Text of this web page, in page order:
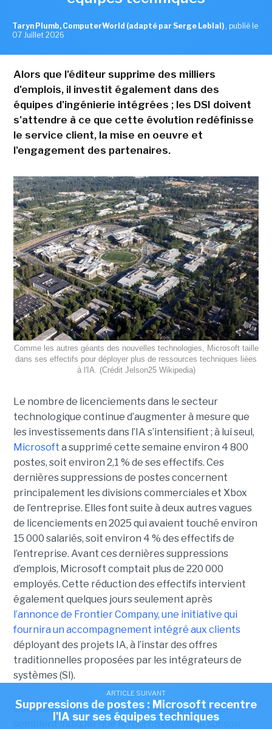
ARTICLE SUIVANT
Suppressions de postes : Microsoft recentre
l'IA sur ses équipes techniques
Taryn Plumb, ComputerWorld (adapté par Serge Leblal) , publié le
07 Juillet 2026
Alors que l'éditeur supprime des milliers
d'emplois, il investit également dans des
équipes d'ingénierie intégrées ; les DSI doivent
s'attendre à ce que cette évolution redéfinisse
le service client, la mise en oeuvre et
l'engagement des partenaires.
Comme les autres géants des nouvelles technologies, Microsoft taille
dans ses effectifs pour déployer plus de ressources techniques liées
à l'IA. (Crédit Jelson25 Wikipedia)
Le nombre de licenciements dans le secteur
technologique continue d’augmenter à mesure que
les investissements dans l’IA s’intensifient ; à lui seul,
Microsoft a supprimé cette semaine environ 4 800
postes, soit environ 2,1 % de ses effectifs. Ces
dernières suppressions de postes concernent
principalement les divisions commerciales et Xbox
de l’entreprise. Elles font suite à deux autres vagues
de licenciements en 2025 qui avaient touché environ
15 000 salariés, soit environ 4 % des effectifs de
l’entreprise. Avant ces dernières suppressions
d’emplois, Microsoft comptait plus de 220 000
employés. Cette réduction des effectifs intervient
également quelques jours seulement après
l’annonce de Frontier Company, une initiative qui
fournira un accompagnement intégré aux clients
déployant des projets IA, à l’instar des offres
traditionnelles proposées par les intégrateurs de
systèmes (SI).
Considérées dans leur ensemble, ces mesures
semblent indiquer que le fournisseur mise sur son